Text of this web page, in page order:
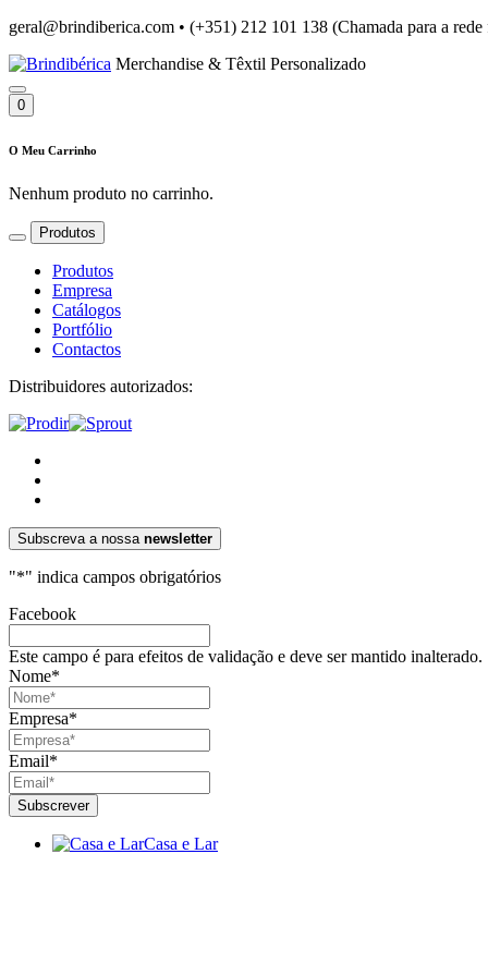
geral@brindiberica.com • (+351) 212 101 138 (Chamada para a
Merchandise & Têxtil Personalizado
0
O Meu Carrinho
Nenhum produto no carrinho.
Produtos
Produtos
Empresa
Catálogos
Portfólio
Contactos
Distribuidores autorizados:
Subscreva a nossa newsletter
"*" indica campos obrigatórios
Facebook
Este campo é para efeitos de validação e deve ser mantido inalterado.
Nome*
Empresa*
Email*
Casa e Lar